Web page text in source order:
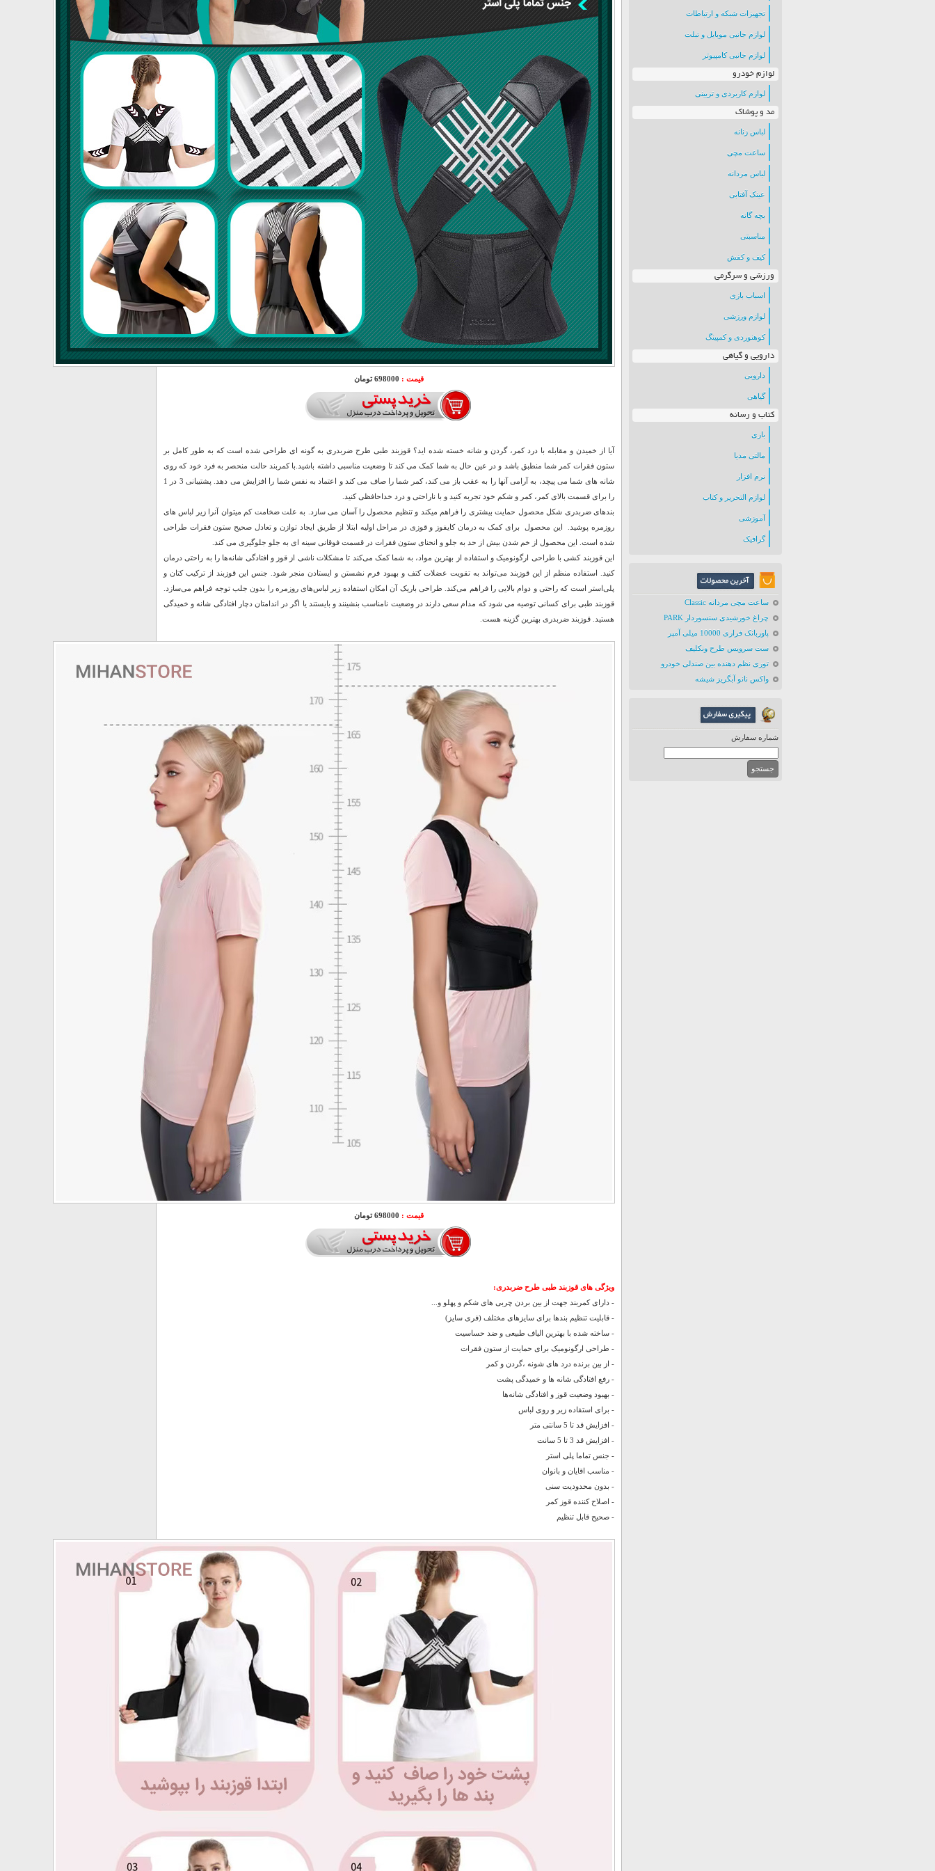
تجهیزات شبکه و ارتباطات
لوازم جانبی موبایل و تبلت
لوازم جانبی کامپیوتر
لوازم خودرو
لوازم کاربردی و تزیینی
مد و پوشاک
لباس زنانه
ساعت مچی
لباس مردانه
عینک آفتابی
بچه گانه
مناسبتی
کیف و کفش
ورزشی و سرگرمی
اسباب بازی
لوازم ورزشی
کوهنوردی و کمپینگ
دارویی و گیاهی
دارویی
گیاهی
کتاب و رسانه
بازی
مالتی مدیا
نرم افزار
لوازم التحریر و کتاب
آموزشی
گرافیک
ساعت مچی مردانه Classic
چراغ خورشیدی سنسوردار PARK
پاوربانک فراری 10000 میلی آمپر
ست سرویس طرح ونکلیف
توری نظم دهنده بین صندلی خودرو
واکس نانو آبگریز شیشه
شماره سفارش
قیمت : 698000 تومان
آیا از خمیدن و مقابله با درد کمر، گردن و شانه خسته شده اید؟ قوزبند طبی طرح ضربدری به گونه ای طراحی شده است که به طور کامل بر
ستون فقرات کمر شما منطبق باشد و در عین حال به شما کمک می کند تا وضعیت مناسبی داشته باشید.با کمربند حالت منحصر به فرد خود که روی
شانه های شما می پیچد، به آرامی آنها را به عقب باز می کند، کمر شما را صاف می کند و اعتماد به نفس شما را افزایش می دهد. پشتیبانی 3 در 1
را برای قسمت بالای کمر، کمر و شکم خود تجربه کنید و با ناراحتی و درد خداحافظی کنید.
بندهای ضربدری شکل محصول حمایت بیشتری را فراهم میکند و تنظیم محصول را آسان می سازد. به علت ضخامت کم میتوان آنرا زیر لباس های
روزمره پوشید. این محصول برای کمک به درمان کایفوز و قوزی در مراحل اولیه ابتلا از طریق ایجاد توازن و تعادل صحیح ستون فقرات طراحی
شده است. این محصول از خم شدن بیش از حد به جلو و انحنای ستون فقرات در قسمت فوقانی سینه ای به جلو جلوگیری می کند.
این قوزبند کشی با طراحی ارگونومیک و استفاده از بهترین مواد، به شما کمک می‌کند تا مشکلات ناشی از قوز و افتادگی شانه‌ها را به راحتی درمان
کنید. استفاده منظم از این قوزبند می‌تواند به تقویت عضلات کتف و بهبود فرم نشستن و ایستادن منجر شود. جنس این قوزبند از ترکیب کتان و
پلی‌استر است که راحتی و دوام بالایی را فراهم می‌کند. طراحی باریک آن امکان استفاده زیر لباس‌های روزمره را بدون جلب توجه فراهم می‌سازد.
قوزبند طبی برای کسانی توصیه می شود که مدام سعی دارند در وضعیت نامناسب بنشینند و بایستند یا اگر در اندامتان دچار افتادگی شانه و خمیدگی
هستید. قوزبند ضربدری بهترین گزینه هست.
قیمت : 698000 تومان
ویژگی های قوزبند طبی طرح ضربدری:
- دارای کمربند جهت از بین بردن چربی های شکم و پهلو و...
- قابلیت تنظیم بندها برای سایزهای مختلف (فری سایز)
- ساخته شده با بهترین الیاف طبیعی و ضد حساسیت
- طراحی ارگونومیک برای حمایت از ستون فقرات
- از بین برنده درد های شونه ،گردن و کمر
- رفع افتادگی شانه ها و خمیدگی پشت
- بهبود وضعیت قوز و افتادگی شانه‌ها
- برای استفاده زیر و روی لباس
- افزایش قد تا 5 سانتی متر
- افزایش قد 3 تا 5 سانت
- جنس تماما پلی استر
- مناسب اقایان و بانوان
- بدون محدودیت سنی
- اصلاح کننده قوز کمر
- صحیح قابل تنظیم